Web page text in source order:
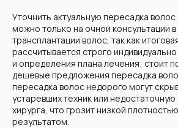
Уточнить актуальную пересадка
можно только на очной консультации в
трансплантации волос, так как
рассчитывается строго
и определения плана лечения; стоит
дешевые предложения пересадка
пересадка волос недорого могут
устаревших техник или
хирурга, что грозит низкой
результатом.